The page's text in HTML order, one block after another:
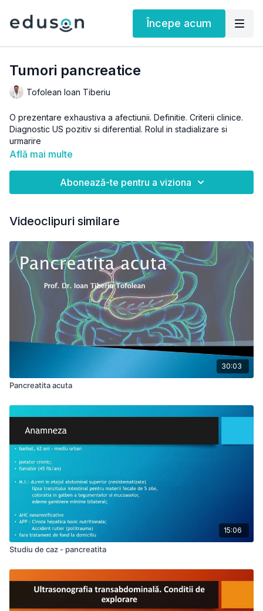
Începe acum
Tumori pancreatice
Tofolean Ioan Tiberiu
O prezentare exhaustiva a afectiunii. Definitie. Criterii clinice.
Diagnostic US pozitiv si diferential. Rolul in stadializare si
urmarire
Află mai multe
Abonează-te pentru a viziona
Videoclipuri similare
30:03
Pancreatita acuta
15:06
Studiu de caz - pancreatita